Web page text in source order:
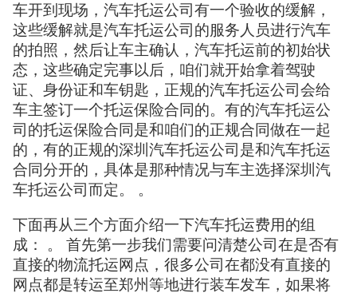
车开到现场，汽车托运公司有一个验收的缓解，
这些缓解就是汽车托运公司的服务人员进行汽车
的拍照，然后让车主确认，汽车托运前的初始状
态，这些确定完事以后，咱们就开始拿着驾驶
证、身份证和车钥匙，正规的汽车托运公司会给
车主签订一个托运保险合同的。有的汽车托运公
司的托运保险合同是和咱们的正规合同做在一起
的，有的正规的深圳汽车托运公司是和汽车托运
合同分开的，具体是那种情况与车主选择深圳汽
车托运公司而定。 。
下面再从三个方面介绍一下汽车托运费用的组
成： 。 首先第一步我们需要问清楚公司在是否有
直接的物流托运网点，很多公司在都没有直接的
网点都是转运至郑州等地进行装车发车，如果将